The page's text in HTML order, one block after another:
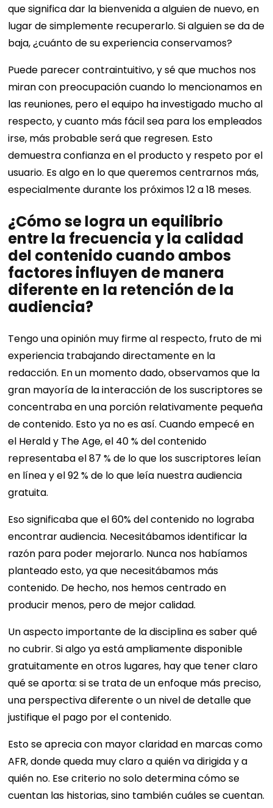
que significa dar la bienvenida a alguien de nuevo, en
lugar de simplemente recuperarlo. Si alguien se da de
baja, ¿cuánto de su experiencia conservamos?
Puede parecer contraintuitivo, y sé que muchos nos
miran con preocupación cuando lo mencionamos en
las reuniones, pero el equipo ha investigado mucho al
respecto, y cuanto más fácil sea para los empleados
irse, más probable será que regresen. Esto
demuestra confianza en el producto y respeto por el
usuario. Es algo en lo que queremos centrarnos más,
especialmente durante los próximos 12 a 18 meses.
¿Cómo se logra un equilibrio
entre la frecuencia y la calidad
del contenido cuando ambos
factores influyen de manera
diferente en la retención de la
audiencia?
Tengo una opinión muy firme al respecto, fruto de mi
experiencia trabajando directamente en la
redacción. En un momento dado, observamos que la
gran mayoría de la interacción de los suscriptores se
concentraba en una porción relativamente pequeña
de contenido. Esto ya no es así. Cuando empecé en
el Herald y The Age, el 40 % del contenido
representaba el 87 % de lo que los suscriptores leían
en línea y el 92 % de lo que leía nuestra audiencia
gratuita.
Eso significaba que el 60% del contenido no lograba
encontrar audiencia. Necesitábamos identificar la
razón para poder mejorarlo. Nunca nos habíamos
planteado esto, ya que necesitábamos más
contenido. De hecho, nos hemos centrado en
producir menos, pero de mejor calidad.
Un aspecto importante de la disciplina es saber qué
no cubrir. Si algo ya está ampliamente disponible
gratuitamente en otros lugares, hay que tener claro
qué se aporta: si se trata de un enfoque más preciso,
una perspectiva diferente o un nivel de detalle que
justifique el pago por el contenido.
Esto se aprecia con mayor claridad en marcas como
AFR, donde queda muy claro a quién va dirigida y a
quién no. Ese criterio no solo determina cómo se
cuentan las historias, sino también cuáles se cuentan.